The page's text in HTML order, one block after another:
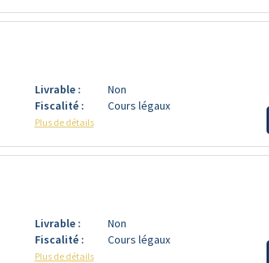
Livrable :
Non
Fiscalité :
Cours légaux
Plus de détails
Livrable :
Non
Fiscalité :
Cours légaux
Plus de détails